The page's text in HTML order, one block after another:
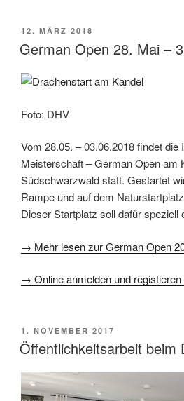
VERÖFFENTLICHT
AM
12. MÄRZ 2018
German Open 28. Mai –
Foto: DHV
Vom 28.05. – 03.06.2018 findet die
Meisterschaft – German Open am
Südschwarzwald statt. Gestartet
Rampe und auf dem
Dieser Startplatz soll dafür speziell
→ Mehr lesen zur German Open
→ Online anmelden und
VERÖFFENTLICHT
AM
1. NOVEMBER 2017
Öffentlichkeitsarbeit beim